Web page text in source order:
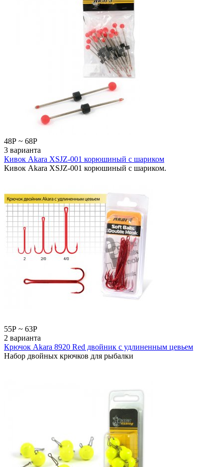
48Р ~ 68Р
3 варианта
Кивок Akara XSJZ-001 корюшиный с шариком
Кивок Akara XSJZ-001 корюшиный с шариком.
55Р ~ 63Р
2 варианта
Крючок Akara 8920 Red двойник с удлиненным цевьем
Набор двойных крючков для рыбалки